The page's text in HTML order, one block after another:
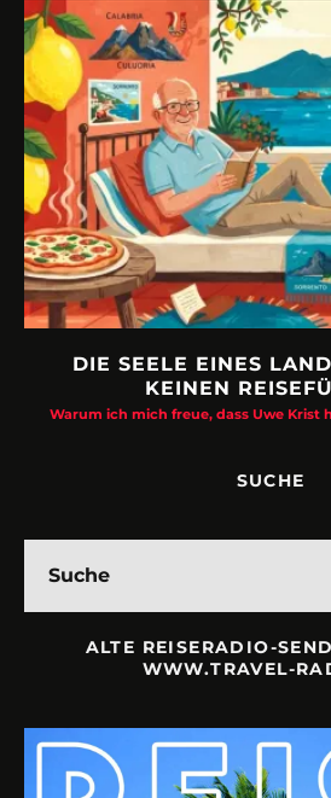
DIE SEELE EINES
KEINEN
Warum ich mich freue, dass Uwe Krist
SUCHE
ALTE REISERADIO-
WWW.TRAVEL-